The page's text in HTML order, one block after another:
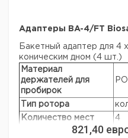
Aдаптеры BA-4/FT
Бакетный адаптер для 4
коническим дном (4 шт.)
Материал
держателей для
пробирок
Тип ротора
Количество мест
4
15
821,40